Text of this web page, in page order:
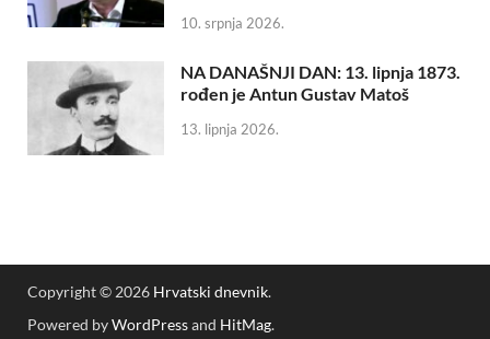
10. srpnja 2026.
NA DANAŠNJI DAN: 13. lipnja 1873.
rođen je Antun Gustav Matoš
13. lipnja 2026.
Copyright © 2026 Hrvatski dnevnik.
Powered byWordPressand HitMag.